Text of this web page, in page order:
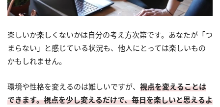
楽しいか楽しくないかは自分の考え方次第です。あなたが「つ
まらない」と感じている状況も、他人にとっては楽しいもの
かもしれません。
環境や性格を変えるのは難しいですが、 視点を変えることは
できます。視点を少し変えるだけで、毎日を楽しいと思えるよ